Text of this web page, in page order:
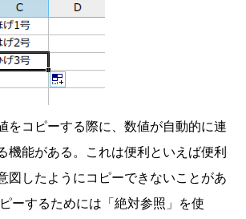
をコピーする際に、数値が自動的に連
機能がある。これは便利といえば便利
図したようにコピーできないことがあ
ーするためには「絶対参照」を使